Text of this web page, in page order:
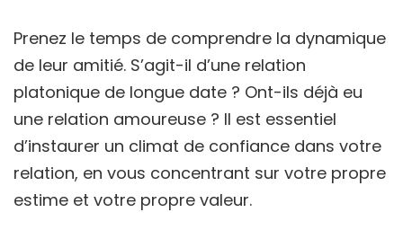
Prenez le temps de comprendre la dynamique
de leur amitié. S’agit-il d’une relation
platonique de longue date ? Ont-ils déjà eu
une relation amoureuse ? Il est essentiel
d’instaurer un climat de confiance dans votre
relation, en vous concentrant sur votre propre
estime et votre propre valeur.